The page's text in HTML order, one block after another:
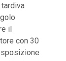
il
con 30